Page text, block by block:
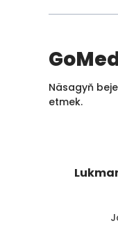
Näsagyň
etmek.